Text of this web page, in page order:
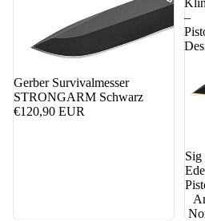
Gerber Survivalmesser
STRONGARM Schwarz
€120,90 EUR
–
9%
Sig